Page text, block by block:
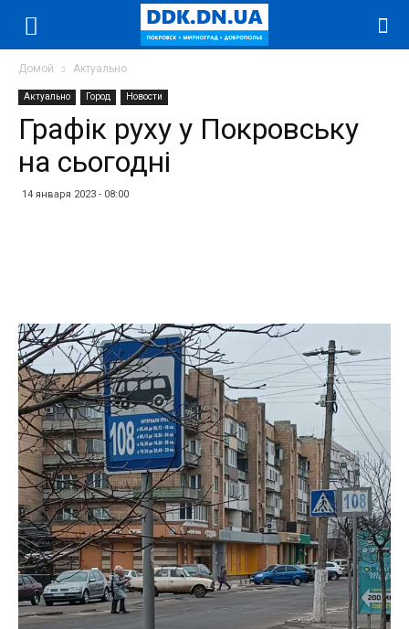
Домой Актуально
Актуально Город Новости
Графік руху у Покровську
на сьогодні
14 января 2023 - 08:00